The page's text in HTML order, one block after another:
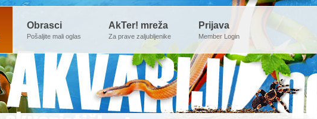
Obrasci
Pošaljite mali oglas
AkTer! mreža
Za prave zaljubljenike
Prijava
Member Login